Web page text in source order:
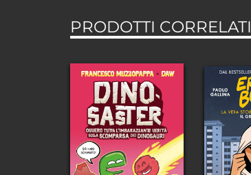
PRODOTTI CORRELATI